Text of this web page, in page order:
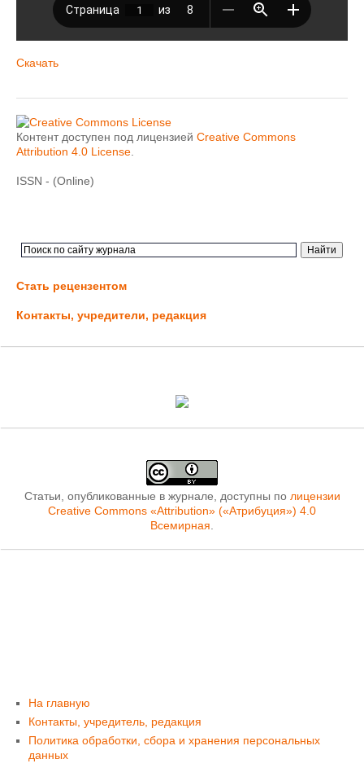
Скачать
Контент доступен под лицензией Creative Commons
Attribution 4.0 License
ISSN - (Online)
Стать рецензентом
Контакты, учредители, редакция
Статьи, опубликованные в журнале, доступны по лицензии
Creative Commons «Attribution» («Атрибуция») 4.0
Всемирная
На главную
Контакты, учредитель, редакция
Политика обработки, сбора и хранения персональных
данных